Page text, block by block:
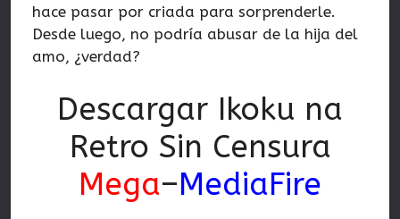
hace pasar por criada para sorprenderle.
Desde luego, no podría abusar de la hija del
amo, ¿verdad?
Descargar Ikoku na
Retro Sin Censura
Mega–MediaFire